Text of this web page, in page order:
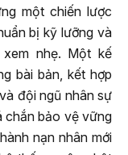
một chiến lược
bị kỹ lưỡng và
nhẹ. Một kế
bài bản, kết hợp
đội ngũ nhân sự
chắn bảo vệ vững
nạn nhân mới